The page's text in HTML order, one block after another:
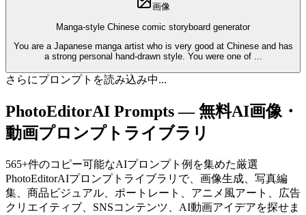
画像
Manga-style Chinese comic storyboard generator
You are a Japanese manga artist who is very good at Chinese and has
a strong personal hand‑drawn style. You were one of ...
さらにプロンプトを読み込み中...
PhotoEditorAI Prompts — 無料AI画像・
動画プロンプトライブラリ
565+件のコピー可能なAIプロンプト例を集めた厳選
PhotoEditorAIプロンプトライブラリで、画像生成、写真編
集、商品ビジュアル、ポートレート、アニメ風アート、広告
クリエイティブ、SNSコンテンツ、AI動画アイデアを探せま